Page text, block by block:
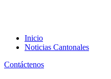
Inicio
Noticias Cantonales
Contáctenos